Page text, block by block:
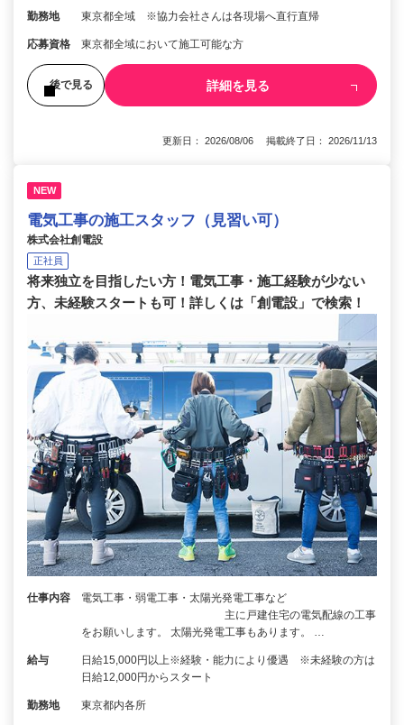
勤務地 東京都全域 ※協力会社さんは各現場へ直行直帰
応募資格 東京都全域において施工可能な方
後で見る 詳細を見る
更新日： 2026/08/06 掲載終了日： 2026/11/13
NEW
電気工事の施工スタッフ（見習い可）
株式会社創電設
正社員
将来独立を目指したい方！電気工事・施工経験が少ない
方、未経験スタートも可！詳しくは「創電設」で検索！
仕事内容
電気工事・弱電工事・太陽光発電工事など
主に戸建住宅の電気配線の工事
をお願いします。 太陽光発電工事もあります。 …
給与
日給15,000円以上※経験・能力により優遇 ※未経験の方は
日給12,000円からスタート
勤務地 東京都内各所